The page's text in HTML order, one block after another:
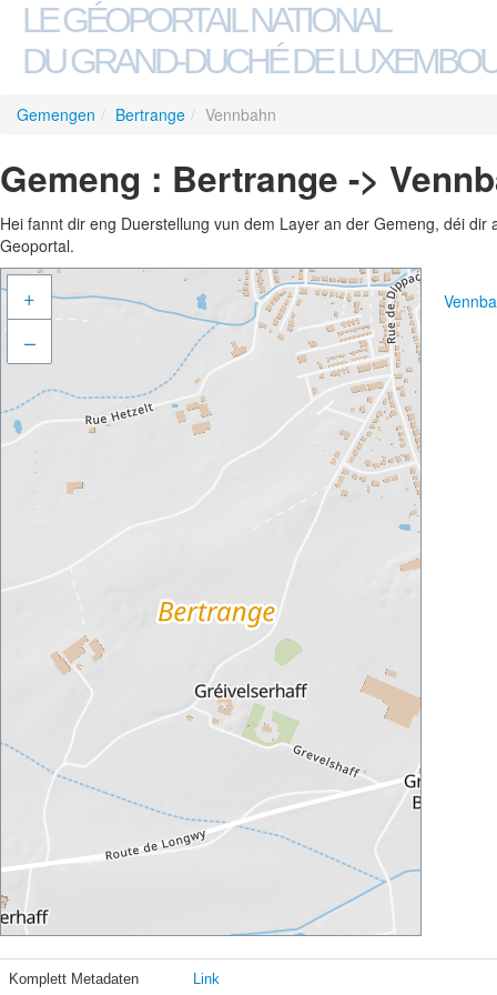
LE GÉOPORTAIL NATIONAL
DU GRAND-DUCHÉ DE
Gemengen / Bertrange / Vennbahn
Gemeng : Bertrange ->
Hei fannt dir eng Duerstellung vun dem Layer an der Gemeng, déi
Geoportal.
+
–
Komplett Metadaten Link